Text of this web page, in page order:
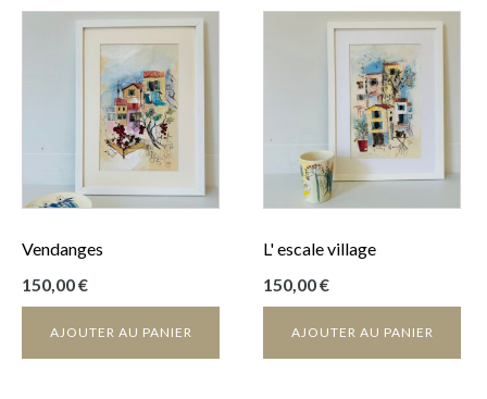
Vendanges
150,00€
AJOUTER AU PANIER
L' escale village
150,00€
AJOUTER AU PANIER